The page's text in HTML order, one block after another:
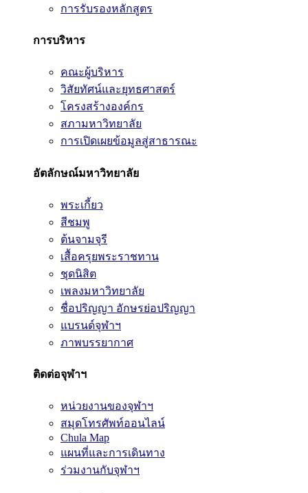
การรับรองหลักสูตร
การบริหาร
คณะผู้บริหาร
วิสัยทัศน์และยุทธศาสตร์
โครงสร้างองค์กร
สภามหาวิทยาลัย
การเปิดเผยข้อมูลสู่สาธารณะ
อัตลักษณ์มหาวิทยาลัย
พระเกี้ยว
สีชมพู
ต้นจามจุรี
เสื้อครุยพระราชทาน
ชุดนิสิต
เพลงมหาวิทยาลัย
ชื่อปริญญา อักษรย่อปริญญา
แบรนด์จุฬาฯ
ภาพบรรยากาศ
ติดต่อจุฬาฯ
หน่วยงานของจุฬาฯ
สมุดโทรศัพท์ออนไลน์
Chula Map
แผนที่และการเดินทาง
ร่วมงานกับจุฬาฯ